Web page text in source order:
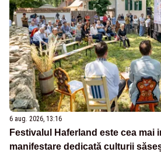
6 aug. 2026, 13:16
Festivalul Haferland este cea mai
manifestare dedicată culturii